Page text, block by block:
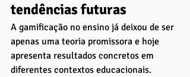
tendências futuras
A gamificação no ensino já deixou de ser
apenas uma teoria promissora e hoje
apresenta resultados concretos em
diferentes contextos educacionais.